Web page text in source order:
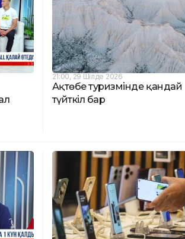
21:00, 29 Шілде 2026
Ақтөбе туризмінде қандай
түйткіл бар